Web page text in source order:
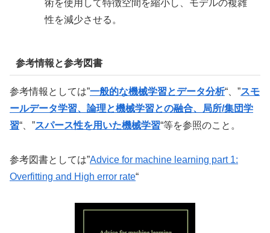
術を使用して特徴空間を縮小し、モデルの複雑
性を減少させる。
参考情報と参考図書
参考情報としては”一般的な機械学習とデータ分析“、”スモ
ールデータ学習、論理と機械学習との融合、局所/集団学
習“、”スパース性を用いた機械学習“等を参照のこと。
参考図書としては”Advice for machine learning part 1:
Overfitting and High error rate“